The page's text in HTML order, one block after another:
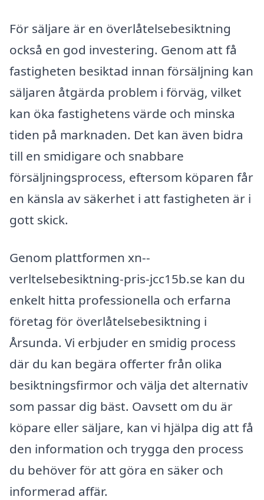
För säljare är en överlåtelsebesiktning
också en god investering. Genom att få
fastigheten besiktad innan försäljning kan
säljaren åtgärda problem i förväg, vilket
kan öka fastighetens värde och minska
tiden på marknaden. Det kan även bidra
till en smidigare och snabbare
försäljningsprocess, eftersom köparen får
en känsla av säkerhet i att fastigheten är i
gott skick.
Genom plattformen xn--
verltelsebesiktning-pris-jcc15b.se kan du
enkelt hitta professionella och erfarna
företag för överlåtelsebesiktning i
Årsunda. Vi erbjuder en smidig process
där du kan begära offerter från olika
besiktningsfirmor och välja det alternativ
som passar dig bäst. Oavsett om du är
köpare eller säljare, kan vi hjälpa dig att få
den information och trygga den process
du behöver för att göra en säker och
informerad affär.